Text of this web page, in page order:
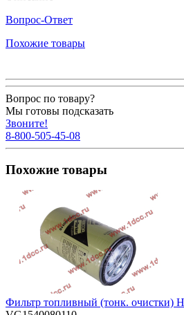
Вопрос-Ответ
Похожие товары
Вопрос по товару?
Мы готовы подсказать
Звоните!
8-800-505-45-08
Похожие товары
Фильтр топливный (тонк. очистки)